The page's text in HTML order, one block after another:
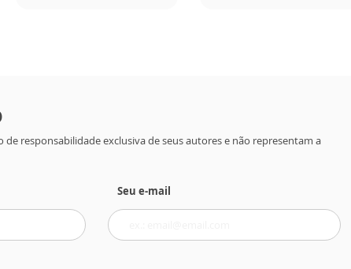
de responsabilidade exclusiva de seus autores e não representam a
Seu e-mail